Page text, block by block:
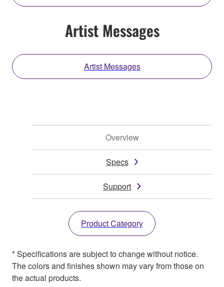
Artist Messages
Artist Messages
Overview
Specs
Support
Product Category
* Specifications are subject to change without notice.
The colors and finishes shown may vary from those on
the actual products.